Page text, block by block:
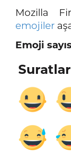
Mozilla
emojiler
Emoji